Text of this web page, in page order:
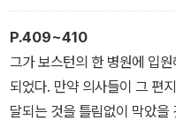
하면서 위험 부담을 안고 싶
간 힘의 충돌 때문에 사람들이
다. 인간의 행복은 파워게임
리에 지나지 않았다.
P.409~410
그가 보스턴의 한 병원에 입
되었다. 만약 의사들이 그 편
달되는 것을 틀림없이 막았을